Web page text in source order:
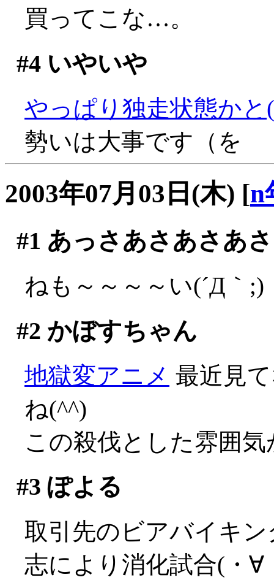
買ってこな…。
#4いやいや
やっぱり独走状態かと
勢いは大事です（を
2003年07月03日(木) [n
#1 あっさあさあさあ
ねも～～～～い(´Д｀;)
#2 かぼすちゃん
地獄変アニメ 最近見
ね(^^)
この殺伐とした雰囲
#3 ぽよる
取引先のビアバイキ
志により消化試合(・∀